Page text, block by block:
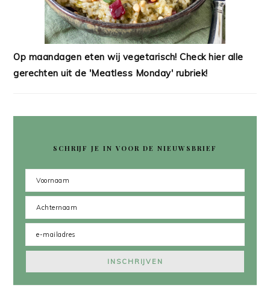
Op maandagen eten wij vegetarisch! Check hier alle
gerechten uit de 'Meatless Monday' rubriek!
SCHRIJF JE IN VOOR DE NIEUWSBRIEF